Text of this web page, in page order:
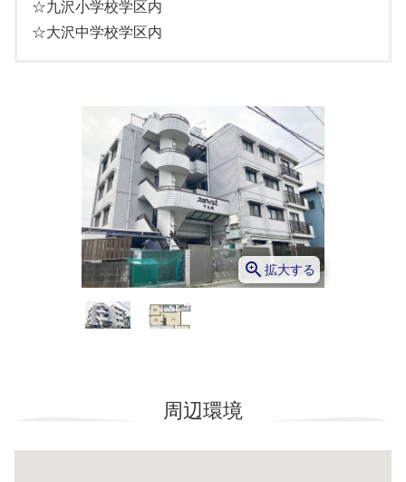
☆九沢小学校学区内
☆大沢中学校学区内
zoom_in 拡大する
周辺環境